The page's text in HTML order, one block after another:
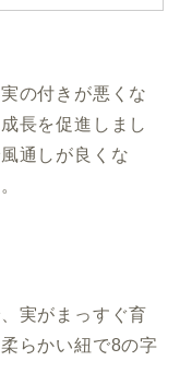
の付きが悪くな
長を促進しまし
通しが良くな
実がまっすぐ育
らかい紐で8の字